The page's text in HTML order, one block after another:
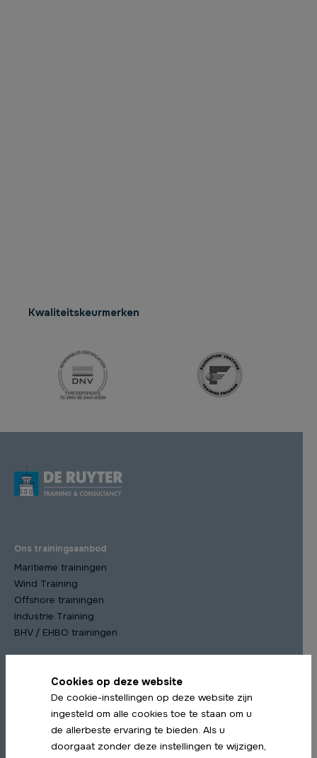
Kwaliteitskeurmerken
Ons trainingsaanbod
Maritieme trainingen
Wind Training
Offshore trainingen
Industrie Training
BHV / EHBO trainingen
Meest gekozen trainingen
STCW Scheepsmanagement cursus
STCW Medische Training
STCW Profiency in Survival Craft Herhaling
Cookies op deze website
De cookie-instellingen op deze website zijn
ingesteld om alle cookies toe te staan om u
de allerbeste ervaring te bieden. Als u
doorgaat zonder deze instellingen te wijzigen,